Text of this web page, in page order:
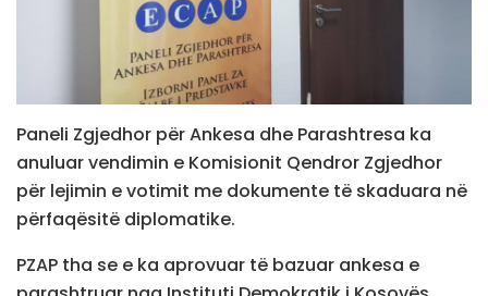
Paneli Zgjedhor për Ankesa dhe Parashtresa ka
anuluar vendimin e Komisionit Qendror Zgjedhor
për lejimin e votimit me dokumente të skaduara në
përfaqësitë diplomatike.
PZAP tha se e ka aprovuar të bazuar ankesa e